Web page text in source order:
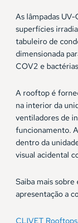
As lâmpadas
superfícies
tabuleiro de
dimensionada
COV2 e
A rooftop é
na interior da
ventiladores de
funcionamento.
dentro da
visual acidental
Saiba mais
apresentação a
CLIVET